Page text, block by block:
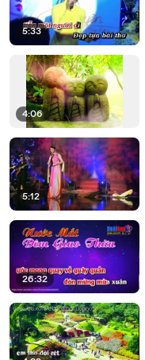
5:33
4:06
5:12
26:32